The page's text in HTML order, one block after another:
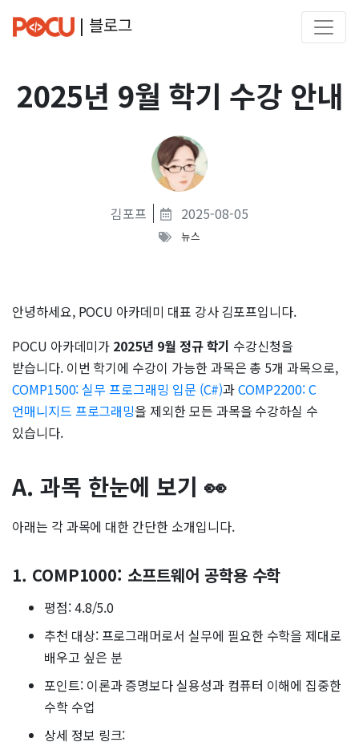
| 블로그
2025년 9월 학기 수강 안내
김포프 2025-08-05
뉴스
안녕하세요, POCU 아카데미 대표 강사 김포프입니다.
POCU 아카데미가 2025년 9월 정규 학기 수강신청을
받습니다. 이번 학기에 수강이 가능한 과목은 총 5개 과목으로,
COMP1500: 실무 프로그래밍 입문 (C#)과COMP2200: C
언매니지드 프로그래밍을 제외한 모든 과목을 수강하실 수
있습니다.
A. 과목 한눈에 보기 👀
아래는 각 과목에 대한 간단한 소개입니다.
1. COMP1000: 소프트웨어 공학용 수학
평점: 4.8/5.0
추천 대상: 프로그래머로서 실무에 필요한 수학을 제대로
배우고 싶은 분
포인트: 이론과 증명보다 실용성과 컴퓨터 이해에 집중한
수학 수업
상세 정보 링크: